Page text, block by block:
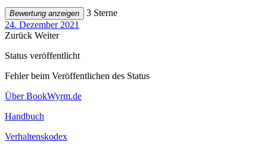
Bewertung anzeigen
3 Sterne
24. Dezember 2021
Zurück Weiter
Status veröffentlicht
Fehler beim Veröffentlichen des Status
Über BookWyrm.de
Handbuch
Verhaltenskodex